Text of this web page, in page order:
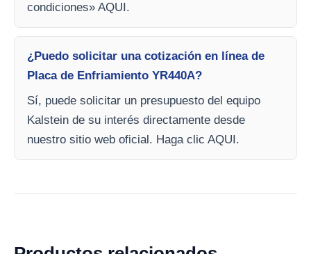
condiciones» AQUI.
¿Puedo solicitar una cotización en línea de
Placa de Enfriamiento YR440A?
Sí, puede solicitar un presupuesto del equipo
Kalstein de su interés directamente desde
nuestro sitio web oficial. Haga clic AQUI.